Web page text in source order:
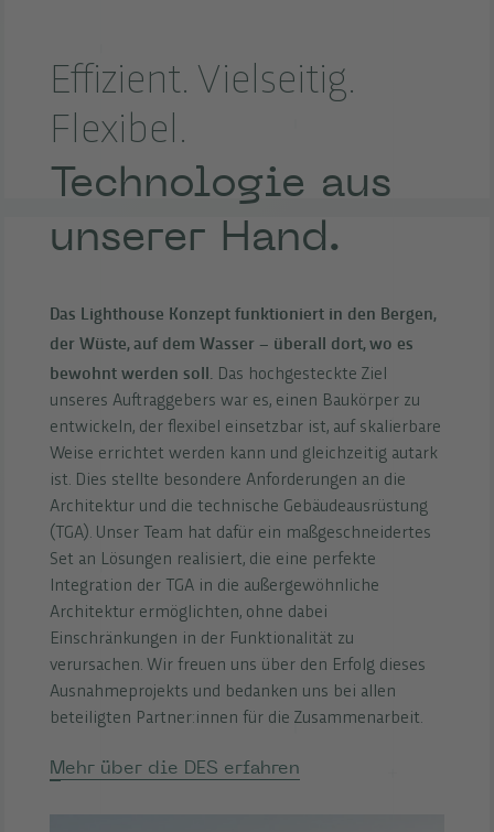
Effizient. Vielseitig.
Flexibel.
Technologie aus
unserer Hand.
Das Lighthouse Konzept funktioniert in den Bergen,
der Wüste, auf dem Wasser – überall dort, wo es
bewohnt werden soll. Das hochgesteckte Ziel
unseres Auftraggebers war es, einen Baukörper zu
entwickeln, der flexibel einsetzbar ist, auf skalierbare
Weise errichtet werden kann und gleichzeitig autark
ist. Dies stellte besondere Anforderungen an die
Architektur und die technische Gebäudeausrüstung
(TGA). Unser Team hat dafür ein maßgeschneidertes
Set an Lösungen realisiert, die eine perfekte
Integration der TGA in die außergewöhnliche
Architektur ermöglichten, ohne dabei
Einschränkungen in der Funktionalität zu
verursachen. Wir freuen uns über den Erfolg dieses
Ausnahmeprojekts und bedanken uns bei allen
beteiligten Partner:innen für die Zusammenarbeit.
Mehr über die DES erfahren